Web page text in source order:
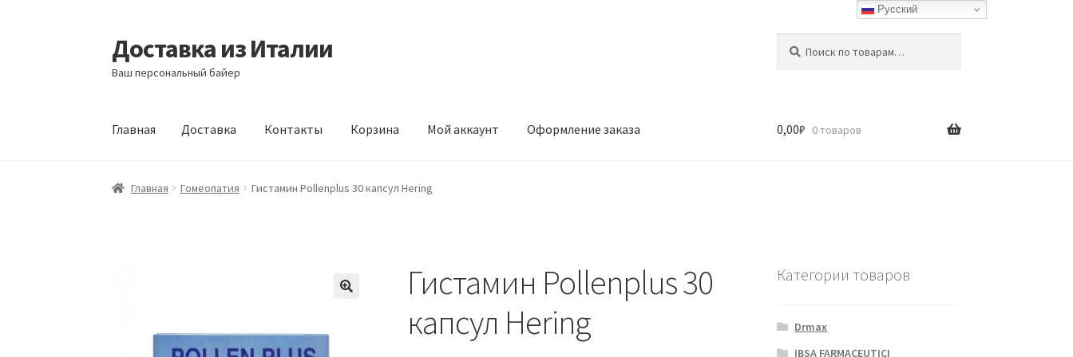
Перейти
к
навигации
Перейти
к
содержимому
Доставка из Италии
Ваш персональный байер
Главная Доставка Контакты Корзина Мой аккаунт Оформление заказа
Главная Доставка Контакты Корзина Мой аккаунт Оформление заказа
0,00₽ 0 товаров
Главная Гомеопатия Гистамин Pollenplus 30 капсул Hering
Гистамин Pollenplus 30
капсул Hering
Категории товаров
Drmax
IBSA FARMACEUTICI
Русский